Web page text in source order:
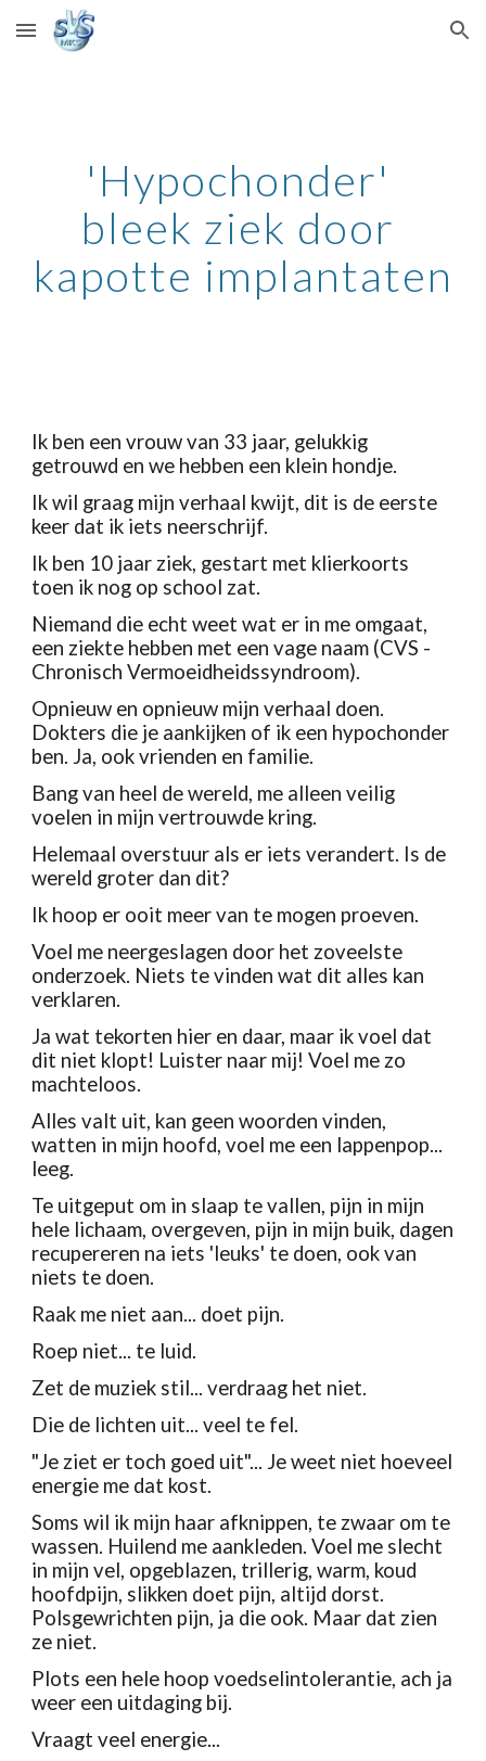
Skip to main content Skip to navigation
'Hypochonder'
bleek ziek door
kapotte implantaten
Ik ben een vrouw van 33 jaar, gelukkig
getrouwd en we hebben een klein hondje.
Ik wil graag mijn verhaal kwijt, dit is de eerste
keer dat ik iets neerschrijf.
Ik ben 10 jaar ziek, gestart met klierkoorts
toen ik nog op school zat.
Niemand die echt weet wat er in me omgaat,
een ziekte hebben met een vage naam (CVS -
Chronisch Vermoeidheidssyndroom).
Opnieuw en opnieuw mijn verhaal doen.
Dokters die je aankijken of ik een hypochonder
ben. Ja, ook vrienden en familie.
Bang van heel de wereld, me alleen veilig
voelen in mijn vertrouwde kring.
Helemaal overstuur als er iets verandert. Is de
wereld groter dan dit?
Ik hoop er ooit meer van te mogen proeven.
Voel me neergeslagen door het zoveelste
onderzoek. Niets te vinden wat dit alles kan
verklaren.
Ja wat tekorten hier en daar, maar ik voel dat
dit niet klopt! Luister naar mij! Voel me zo
machteloos.
Alles valt uit, kan geen woorden vinden,
watten in mijn hoofd, voel me een lappenpop...
leeg.
Te uitgeput om in slaap te vallen, pijn in mijn
hele lichaam, overgeven, pijn in mijn buik, dagen
recupereren na iets 'leuks' te doen, ook van
niets te doen.
Raak me niet aan... doet pijn.
Roep niet... te luid.
Zet de muziek stil... verdraag het niet.
Die de lichten uit... veel te fel.
"Je ziet er toch goed uit"... Je weet niet hoeveel
energie me dat kost.
Soms wil ik mijn haar afknippen, te zwaar om te
wassen. Huilend me aankleden. Voel me slecht
in mijn vel, opgeblazen, trillerig, warm, koud
hoofdpijn, slikken doet pijn, altijd dorst.
Polsgewrichten pijn, ja die ook. Maar dat zien
ze niet.
Plots een hele hoop voedselintolerantie, ach ja
weer een uitdaging bij.
Vraagt veel energie...